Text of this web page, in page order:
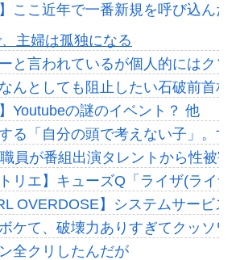
】ここ近年で一番新規を呼び込んだ
相互RSS
主婦は孤独になる
と言われているが個人的にはクソ
んとしても阻止したい石破前首
Youtubeの謎のイベント？ 他
する「自分の頭で考えない子」。
職員が番組出演タレントから性被
トリエ】キューズQ「ライザ(ライ
OVERDOSE】システムサービ
ボケて、破壊力ありすぎてクッソワ
全クリしたんだが